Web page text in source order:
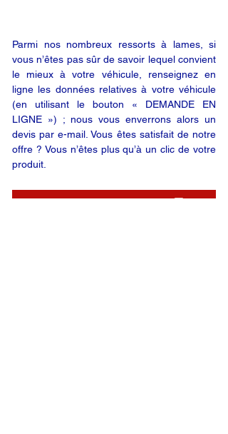
Parmi nos nombreux ressorts à lames, si
vous n’êtes pas sûr de savoir lequel convient
le mieux à votre véhicule, renseignez en
ligne les données relatives à votre véhicule
(en utilisant le bouton « DEMANDE EN
LIGNE ») ; nous vous enverrons alors un
devis par e-mail. Vous êtes satisfait de notre
offre ? Vous n’êtes plus qu’à un clic de votre
produit.